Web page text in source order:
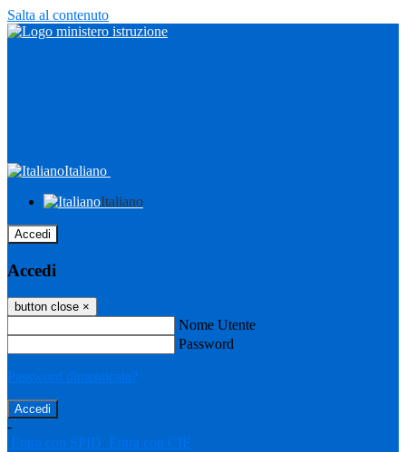
Salta al contenuto
Italiano
Italiano
Accedi
Accedi
button close ×
Nome Utente
Password
Password dimenticata?
-
Entra con SPID
Entra con CIE